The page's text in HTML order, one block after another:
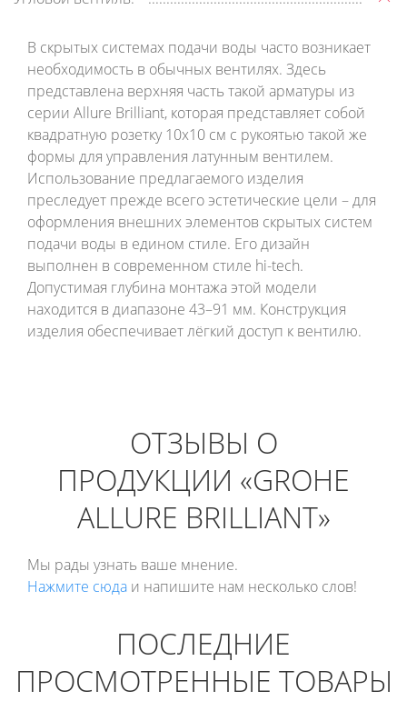
В скрытых системах подачи воды часто возникает
необходимость в обычных вентилях. Здесь
представлена верхняя часть такой арматуры из
серии Allure Brilliant, которая представляет собой
квадратную розетку 10х10 см с рукоятью такой же
формы для управления латунным вентилем.
Использование предлагаемого изделия
преследует прежде всего эстетические цели – для
оформления внешних элементов скрытых систем
подачи воды в едином стиле. Его дизайн
выполнен в современном стиле hi-tech.
Допустимая глубина монтажа этой модели
находится в диапазоне 43–91 мм. Конструкция
изделия обеспечивает лёгкий доступ к вентилю.
ОТЗЫВЫ О
ПРОДУКЦИИ «GROHE
ALLURE BRILLIANT»
Мы рады узнать ваше мнение.
Нажмите сюда и напишите нам несколько слов!
ПОСЛЕДНИЕ
ПРОСМОТРЕННЫЕ ТОВАРЫ